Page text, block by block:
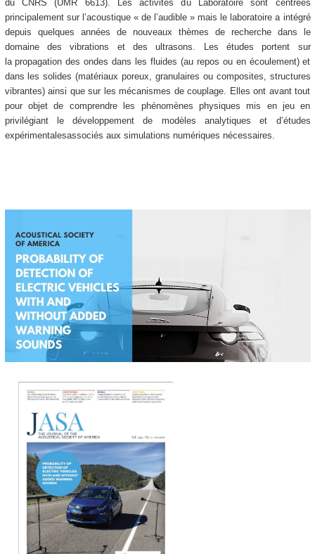
du CNRS (UMR 6613). Les activités du Laboratoire sont centrées
principalement sur l’acoustique « de l’audible » mais le laboratoire a intégré
depuis quelques années de nouveaux thèmes de recherche dans le
domaine des vibrations et des ultrasons. Les études portent sur
la propagation des ondes dans les fluides (au repos ou en écoulement) et
dans les solides (matériaux poreux, granulaires ou composites, structures
vibrantes) ainsi que sur les mécanismes de couplage. Elles ont avant tout
pour objet de comprendre les phénomènes physiques mis en jeu en
privilégiant le développement de modèles analytiques et d’études
expérimentalesassociés aux simulations numériques nécessaires.